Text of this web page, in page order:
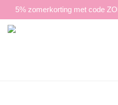
5% zomerkorting met code